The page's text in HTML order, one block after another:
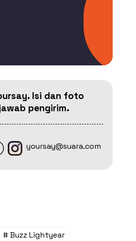
Isi dan foto
pengirim.
yoursay@suara.com
# Buzz Lightyear